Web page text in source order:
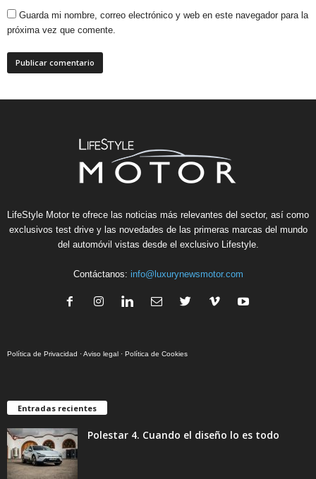
Guarda mi nombre, correo electrónico y web en este navegador para la
próxima vez que comente.
LifeStyle Motor te ofrece las noticias más relevantes del sector, así como
exclusivos test drive y las novedades de las primeras marcas del mundo
del automóvil vistas desde el exclusivo Lifestyle.
Contáctanos: info@luxurynewsmotor.com
Política de Privacidad ·Aviso legal · Política de Cookies
Entradas recientes
Polestar 4. Cuando el diseño lo es todo